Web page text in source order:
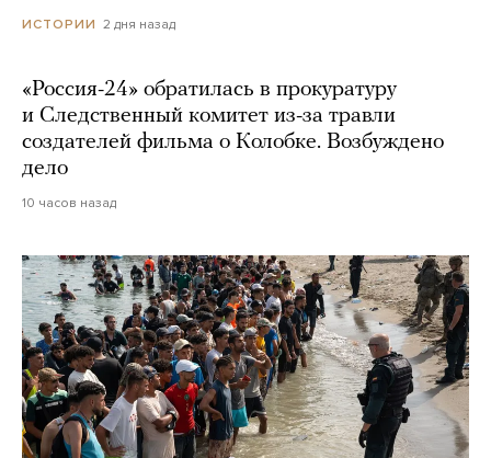
ИСТОРИИ 2 дня назад
«Россия-24» обратилась в прокуратуру
и Следственный комитет из-за травли
создателей фильма о Колобке. Возбуждено
дело
10 часов назад